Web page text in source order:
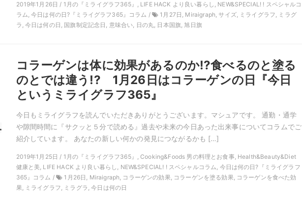
2019年1月26日 / 1月の『ミライグラフ365』, LIFE HACK より良い暮らし, NEW&SPECIAL! ! スペシャルコ
ラム, 今日は何の日?『ミライグラフ365』コラム /
1月27日, Miraigraph, サイズ, ミライグラフ, ミラグ
ラ, 今日は何の日, 国旗制定記念日, 意味合い, 日の丸, 日本国旗, 旭日旗
コラーゲンは体に効果があるのか!?食べるのと塗る
のとでは違う!? 1月26日はコラーゲンの日『今日
というミライグラフ365』
今日もミライグラフを読んでいただきありがとうございます。マシュアです。 通勤・通学
や隙間時間に『サクッと５分で読める』過去や未来の今日あった出来事についてコラムでご
紹介しています。 あなたの新しい何かの発見につながるかも […]
2019年1月25日 / 1月の『ミライグラフ365』, Cooking&Foods 男の料理とお食事, Health&Beauty&Diet
健康と美, LIFE HACK より良い暮らし, NEW&SPECIAL! ! スペシャルコラム, 今日は何の日?『ミライグラフ
365』コラム /
1月26日, Miraigraph, コラーゲンの効果, コラーゲンを塗る効果, コラーゲンを食べた効
果, ミライグラフ, ミラグラ, 今日は何の日